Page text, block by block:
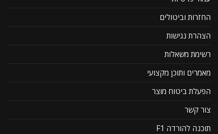
החזרות וביטולים
הצהרת נגישות
רשימת משאלות
מאמרים ותוכן מקצועי
הפעלת ביטוח מוצר
צור קשר
תוכנה להורדה F1